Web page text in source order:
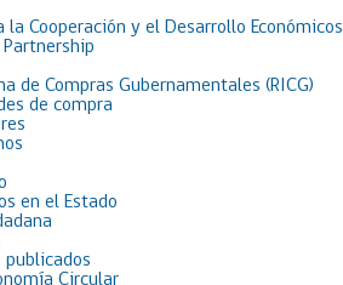
la Cooperación y el Desarrollo Económicos
de Compras Gubernamentales (RICG)
de compra
en el Estado
publicados
Circular